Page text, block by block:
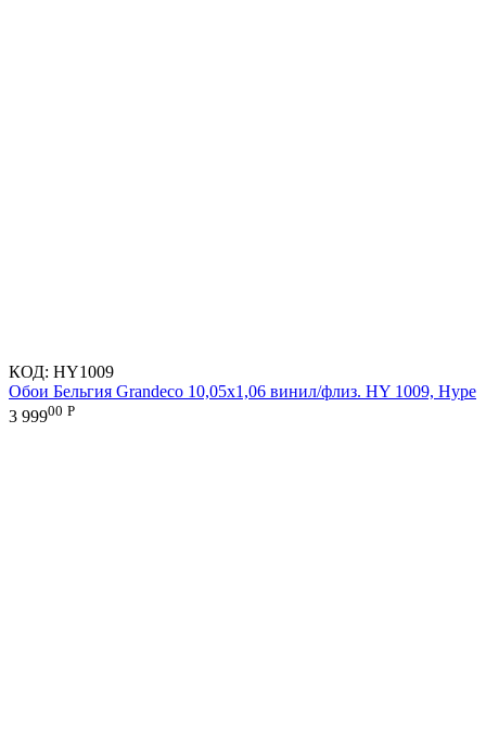
КОД: HY1009
Обои Бельгия Grandeco 10,05х1,06 винил/флиз. HY 1009, Hype
3 99900 Р